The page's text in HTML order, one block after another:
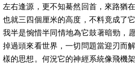
左右逢源，更不知驀然回首，來路猶
也就三四個厘米的高度，不料竟成了
我半是惋惜半同情地為它鼓著暗勁，
掉過頭來看世界，一切問題當迎刃而
樣的思想。何況它的神經系統像飛機